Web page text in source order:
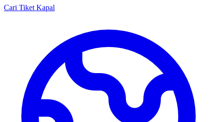
Cari Tiket Kapal